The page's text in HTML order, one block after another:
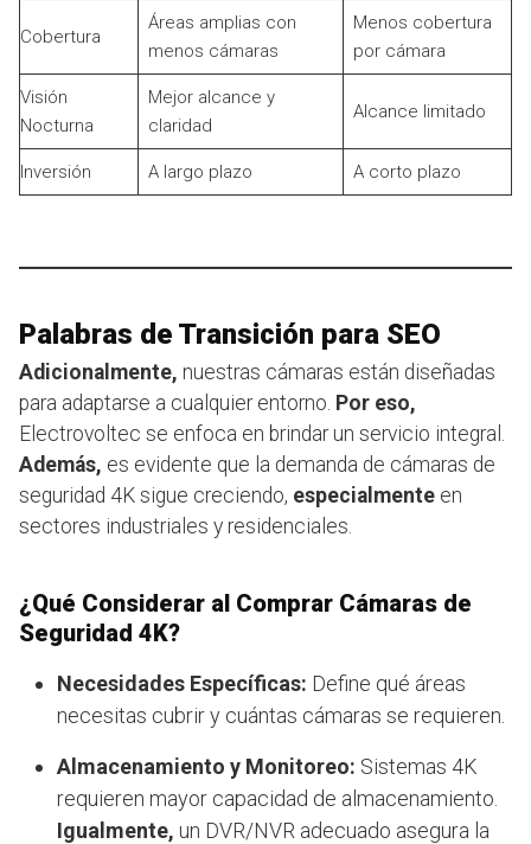
Cobertura
Áreas amplias con
menos cámaras
Menos cobertura
por cámara
Visión
Nocturna
Mejor alcance y
claridad
Alcance limitado
Inversión A largo plazo A corto plazo
Palabras de Transición para SEO
Adicionalmente, nuestras cámaras están diseñadas
para adaptarse a cualquier entorno. Por eso,
Electrovoltec se enfoca en brindar un servicio integral.
Además, es evidente que la demanda de cámaras de
seguridad 4K sigue creciendo, especialmente en
sectores industriales y residenciales.
¿Qué Considerar al Comprar Cámaras de
Seguridad 4K?
Necesidades Específicas: Define qué áreas
necesitas cubrir y cuántas cámaras se requieren.
Almacenamiento y Monitoreo: Sistemas 4K
requieren mayor capacidad de almacenamiento.
Igualmente, un DVR/NVR adecuado asegura la